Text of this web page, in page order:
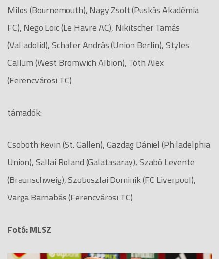
Milos (Bournemouth), Nagy Zsolt (Puskás Akadémia
FC), Nego Loic (Le Havre AC), Nikitscher Tamás
(Valladolid), Schäfer András (Union Berlin), Styles
Callum (West Bromwich Albion), Tóth Alex
(Ferencvárosi TC)
támadók:
Csoboth Kevin (St. Gallen), Gazdag Dániel (Philadelphia
Union), Sallai Roland (Galatasaray), Szabó Levente
(Braunschweig), Szoboszlai Dominik (FC Liverpool),
Varga Barnabás (Ferencvárosi TC)
Fotó: MLSZ